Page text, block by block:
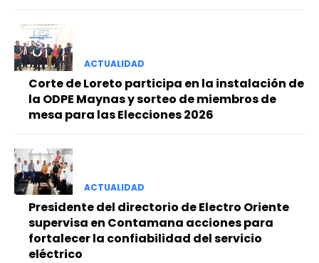
ACTUALIDAD
Corte de Loreto participa en la instalación de
la ODPE Maynas y sorteo de miembros de
mesa para las Elecciones 2026
ACTUALIDAD
Presidente del directorio de Electro Oriente
supervisa en Contamana acciones para
fortalecer la confiabilidad del servicio
eléctrico